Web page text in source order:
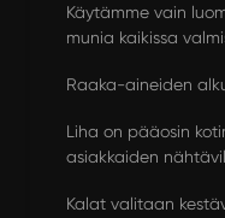
Käytämme vain
munia kaikissa
Raaka-aineiden
Liha on pääosin
asiakkaiden
Kalat valitaan